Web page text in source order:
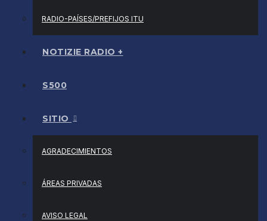
RADIO-PAÍSES/PREFIJOS ITU
NOTIZIE RADIO +
S500
SITIO
AGRADECIMIENTOS
ÁREAS PRIVADAS
AVISO LEGAL